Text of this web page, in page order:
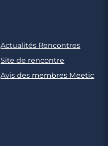
Actualités Rencontres
Site de rencontre
Avis des membres Meetic